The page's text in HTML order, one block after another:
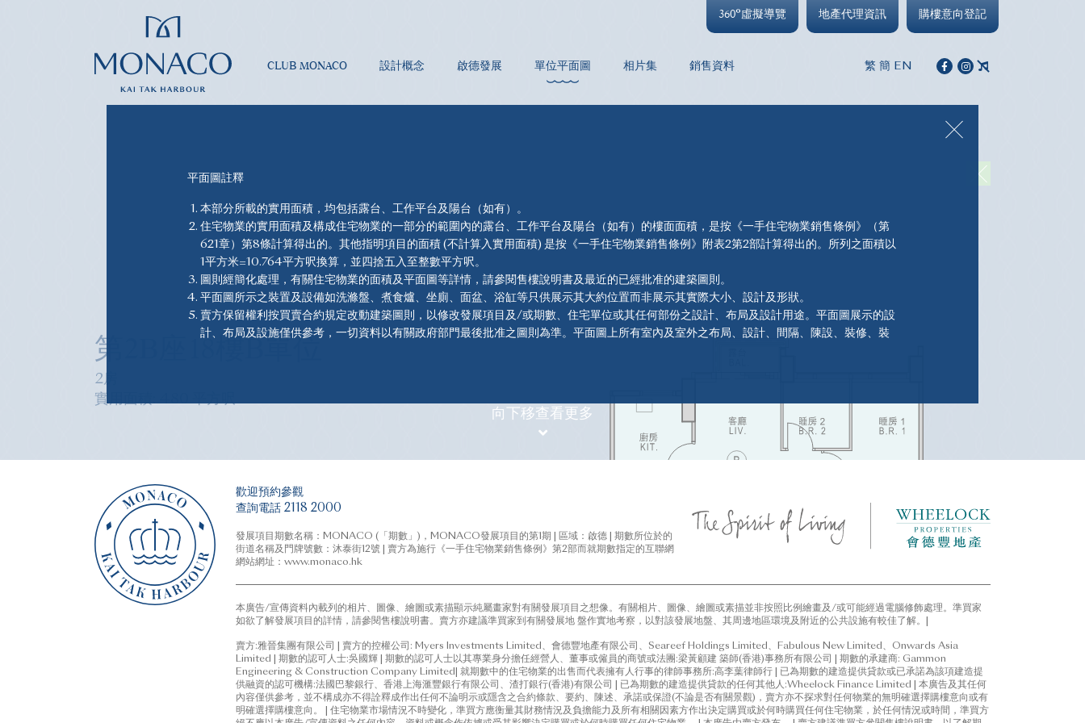
CLUB MONACO 設計概念 啟德發展 單位平面圖 相片集 銷售資料 繁 簡 EN
360°虛擬導覽 地產代理資訊 購樓意向登記
單位平面圖
MONACO 一絲不苟，別具匠心，為住客精心打造每個單位。
1房(開放式廚房)
(開放式廚房)
3房1套及工作間連洗手間
4房2套及工作間連洗手間
第2B座18樓B單位
2房
實用面積: 480 平方呎
Legend 圖例
平面圖註釋
本部分所載的實用面積，均包括露台、工作平台及陽台（如有）。
住宅物業的實用面積及構成住宅物業的一部分的範圍內的露台、工作平台及陽台（如有）的樓面面積，是按《一手住宅物業銷售條例》（第
621章）第8條計算得出的。其他指明項目的面積 (不計算入實用面積) 是按《一手住宅物業銷售條例》附表2第2部計算得出的。所列之面積以
1平方米=10.764平方呎換算，並四捨五入至整數平方呎。
圖則經簡化處理，有關住宅物業的面積及平面圖等詳情，請參閱售樓說明書及最近的已經批准的建築圖則。
平面圖所示之裝置及設備如洗滌盤、煮食爐、坐廁、面盆、浴缸等只供展示其大約位置而非展示其實際大小、設計及形狀。
賣方保留權利按買賣合約規定改動建築圖則，以修改發展項目及/或期數、住宅單位或其任何部份之設計、布局及設計用途。平面圖展示的設
計、布局及設施僅供參考，一切資料以有關政府部門最後批准之圖則為準。平面圖上所有室內及室外之布局、設計、間隔、陳設、裝修、裝
及/或康樂設施及/或其任何部份之實用面積、單位面積、單位戶型和編號。經核准圖則所示之設計、布局及設施以政府有關部門最終批准的
向下移查看更多
歡迎預約參觀
查詢電話 2118 2000
發展項目期數名稱：MONACO (「期數」)，MONACO發展項目的第1期 | 區域：啟德 | 期數所位於的
街道名稱及門牌號數：沐泰街12號 | 賣方為施行《一手住宅物業銷售條例》第2部而就期數指定的互聯網
網站網址：www.monaco.hk
本廣告/宣傳資料內載列的相片、圖像、繪圖或素描顯示純屬畫家對有關發展項目之想像。有關相片、圖像、繪圖或素描並非按照比例繪畫及/或可能經過電腦修飾處理。準買家
如欲了解發展項目的詳情，請參閱售樓說明書。賣方亦建議準買家到有關發展地 盤作實地考察，以對該發展地盤、其周邊地區環境及附近的公共設施有較佳了解。|
賣方:雅晉集團有限公司 | 賣方的控權公司: Myers Investments Limited、會德豐地產有限公司、Seareef Holdings Limited、Fabulous New Limited、Onwards Asia
Limited | 期數的認可人士:吳國輝 | 期數的認可人士以其專業身分擔任經營人、董事或僱員的商號或法團:梁黃顧建 築師(香港)事務所有限公司 | 期數的承建商: Gammon
Engineering & Construction Company Limited| 就期數中的住宅物業的出售而代表擁有人行事的律師事務所:高李葉律師行 | 已為期數的建造提供貸款或已承諾為該項建造提
供融資的認可機構:法國巴黎銀行、香港上海滙豐銀行有限公司、渣打銀行(香港)有限公司 | 已為期數的建造提供貸款的任何其他人:Wheelock Finance Limited | 本廣告及其任何
內容僅供參考，並不構成亦不得詮釋成作出任何不論明示或隱含之合約條款、要約、陳述、承諾或保證(不論是否有關景觀)，賣方亦不探求對任何物業的無明確選擇購樓意向或有
明確選擇購樓意向。 | 住宅物業市場情況不時變化，準買方應衡量其財務情況及負擔能力及所有相關因素方作出決定購買或於何時購買任何住宅物業，於任何情況或時間，準買方